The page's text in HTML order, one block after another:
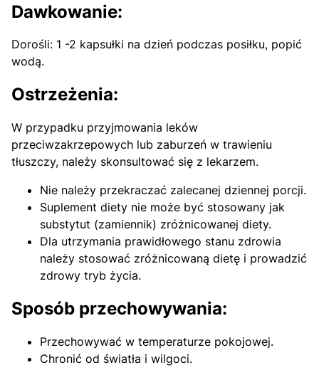
Dawkowanie:
Dorośli: 1 -2 kapsułki na dzień podczas posiłku, popić
wodą.
Ostrzeżenia:
W przypadku przyjmowania leków
przeciwzakrzepowych lub zaburzeń w trawieniu
tłuszczy, należy skonsultować się z lekarzem.
Nie należy przekraczać zalecanej dziennej porcji.
Suplement diety nie może być stosowany jak
substytut (zamiennik) zróżnicowanej diety.
Dla utrzymania prawidłowego stanu zdrowia
należy stosować zróżnicowaną dietę i prowadzić
zdrowy tryb życia.
Sposób przechowywania:
Przechowywać w temperaturze pokojowej.
Chronić od światła i wilgoci.